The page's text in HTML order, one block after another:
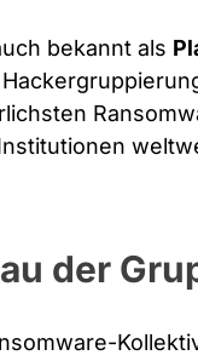
bekannt als
der